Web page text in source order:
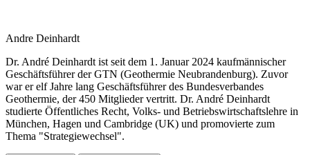
Andre Deinhardt
Dr. André Deinhardt ist seit dem 1. Januar 2024 kaufmännischer
Geschäftsführer der GTN (Geothermie Neubrandenburg). Zuvor
war er elf Jahre lang Geschäftsführer des Bundesverbandes
Geothermie, der 450 Mitglieder vertritt. Dr. André Deinhardt
studierte Öffentliches Recht, Volks- und Betriebswirtschaftslehre in
München, Hagen und Cambridge (UK) und promovierte zum
Thema "Strategiewechsel".